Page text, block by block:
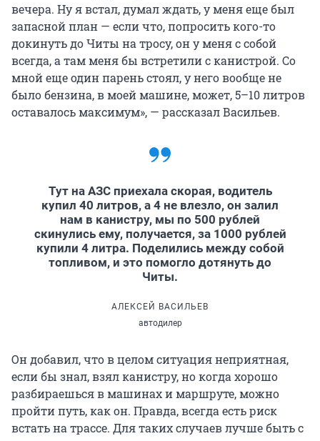
вечера. Ну я встал, думал ждать, у меня еще был
запасной план — если что, попросить кого-то
докинуть до Читы на тросу, он у меня с собой
всегда, а там меня бы встретили с канистрой. Со
мной еще один парень стоял, у него вообще не
было бензина, в моей машине, может, 5–10 литров
оставалось максимум», — рассказал Васильев.
Тут на АЗС приехала скорая, водитель
купил 40 литров, а 4 не влезло, он залил
нам в канистру, мы по 500 рублей
скинулись ему, получается, за 1000 рублей
купили 4 литра. Поделились между собой
топливом, и это помогло дотянуть до
Читы.
АЛЕКСЕЙ ВАСИЛЬЕВ
автодилер
Он добавил, что в целом ситуация неприятная,
если бы знал, взял канистру, но когда хорошо
разбираешься в машинах и маршруте, можно
пройти путь, как он. Правда, всегда есть риск
встать на трассе. Для таких случаев лучше быть с